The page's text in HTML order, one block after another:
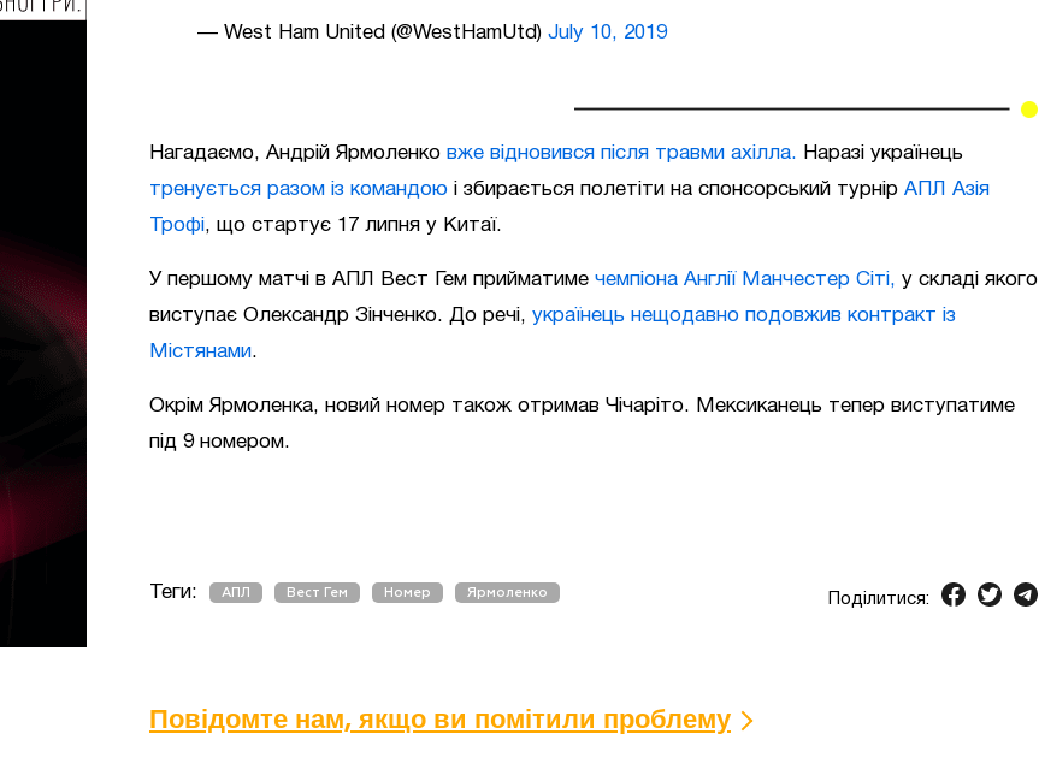
— West Ham United (@WestHamUtd) July 10, 2019
Нагадаємо, Андрій Ярмоленко вже відновився після травми ахілла. Наразі українець
тренується разом із командою і збирається полетіти на спонсорський турнір АПЛ Азія
Трофі, що стартує 17 липня у Китаї.
У першому матчі в АПЛ Вест Гем прийматиме чемпіона Англії Манчестер Сіті, у складі якого
виступає Олександр Зінченко. До речі, українець нещодавно подовжив контракт із
Містянами.
Окрім Ярмоленка, новий номер також отримав Чічаріто. Мексиканець тепер виступатиме
під 9 номером.
Теги: АПЛ Вест Гем Номер Ярмоленко Поділитися:
Повідомте нам, якщо ви помітили проблему